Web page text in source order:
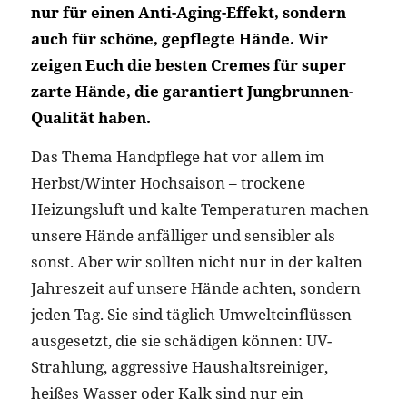
nur für einen Anti-Aging-Effekt, sondern
auch für schöne, gepflegte Hände. Wir
zeigen Euch die besten Cremes für super
zarte Hände, die garantiert Jungbrunnen-
Qualität haben.
Das Thema Handpflege hat vor allem im
Herbst/Winter Hochsaison – trockene
Heizungsluft und kalte Temperaturen machen
unsere Hände anfälliger und sensibler als
sonst. Aber wir sollten nicht nur in der kalten
Jahreszeit auf unsere Hände achten, sondern
jeden Tag. Sie sind täglich Umwelteinflüssen
ausgesetzt, die sie schädigen können: UV-
Strahlung, aggressive Haushaltsreiniger,
heißes Wasser oder Kalk sind nur ein